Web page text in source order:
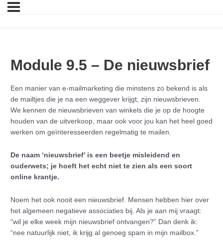
Module 9.5 – De nieuwsbrief
Een manier van e-mailmarketing die minstens zo bekend is als
de mailtjes die je na een weggever krijgt, zijn nieuwsbrieven.
We kennen de nieuwsbrieven van winkels die je op de hoogte
houden van de uitverkoop, maar ook voor jou kan het heel goed
werken om geïnteresseerden regelmatig te mailen.
De naam ‘nieuwsbrief’ is een beetje misleidend en
ouderwets; je hoeft het echt niet te zien als een soort
online krantje.
Noem het ook nooit een nieuwsbrief. Mensen hebben hier over
het algemeen negatieve associaties bij. Als je aan mij vraagt:
“wil je elke week mijn nieuwsbrief ontvangen?” Dan denk ik:
“nee natuurlijk niet, ik krijg al genoeg spam in mijn mailbox.”